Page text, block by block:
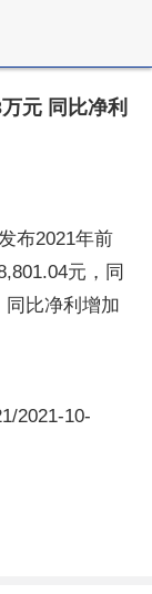
元 同比净利
布2021年前
元，同
同比净利增加
2021-10-